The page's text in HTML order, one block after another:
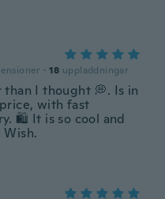
· 18 uppladdningar
than I thought 💭. Is in
with fast
🛍️ It is so cool and